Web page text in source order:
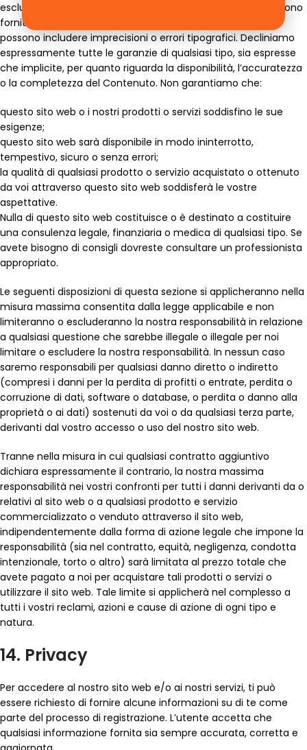
escludere. Questo sito web e tutti i contenuti del sito web sono
forniti su una base ” così com’è ” e ” come disponibile ” e
possono includere imprecisioni o errori tipografici. Decliniamo
espressamente tutte le garanzie di qualsiasi tipo, sia espresse
che implicite, per quanto riguarda la disponibilità, l’accuratezza
o la completezza del Contenuto. Non garantiamo che:
questo sito web o i nostri prodotti o servizi soddisfino le sue
esigenze;
questo sito web sarà disponibile in modo ininterrotto,
tempestivo, sicuro o senza errori;
la qualità di qualsiasi prodotto o servizio acquistato o ottenuto
da voi attraverso questo sito web soddisferà le vostre
aspettative.
Nulla di questo sito web costituisce o è destinato a costituire
una consulenza legale, finanziaria o medica di qualsiasi tipo. Se
avete bisogno di consigli dovreste consultare un professionista
appropriato.
Le seguenti disposizioni di questa sezione si applicheranno nella
misura massima consentita dalla legge applicabile e non
limiteranno o escluderanno la nostra responsabilità in relazione
a qualsiasi questione che sarebbe illegale o illegale per noi
limitare o escludere la nostra responsabilità. In nessun caso
saremo responsabili per qualsiasi danno diretto o indiretto
(compresi i danni per la perdita di profitti o entrate, perdita o
corruzione di dati, software o database, o perdita o danno alla
proprietà o ai dati) sostenuti da voi o da qualsiasi terza parte,
derivanti dal vostro accesso o uso del nostro sito web.
Tranne nella misura in cui qualsiasi contratto aggiuntivo
dichiara espressamente il contrario, la nostra massima
responsabilità nei vostri confronti per tutti i danni derivanti da o
relativi al sito web o a qualsiasi prodotto e servizio
commercializzato o venduto attraverso il sito web,
indipendentemente dalla forma di azione legale che impone la
responsabilità (sia nel contratto, equità, negligenza, condotta
intenzionale, torto o altro) sarà limitata al prezzo totale che
avete pagato a noi per acquistare tali prodotti o servizi o
utilizzare il sito web. Tale limite si applicherà nel complesso a
tutti i vostri reclami, azioni e cause di azione di ogni tipo e
natura.
14. Privacy
Per accedere al nostro sito web e/o ai nostri servizi, ti può
essere richiesto di fornire alcune informazioni su di te come
parte del processo di registrazione. L’utente accetta che
qualsiasi informazione fornita sia sempre accurata, corretta e